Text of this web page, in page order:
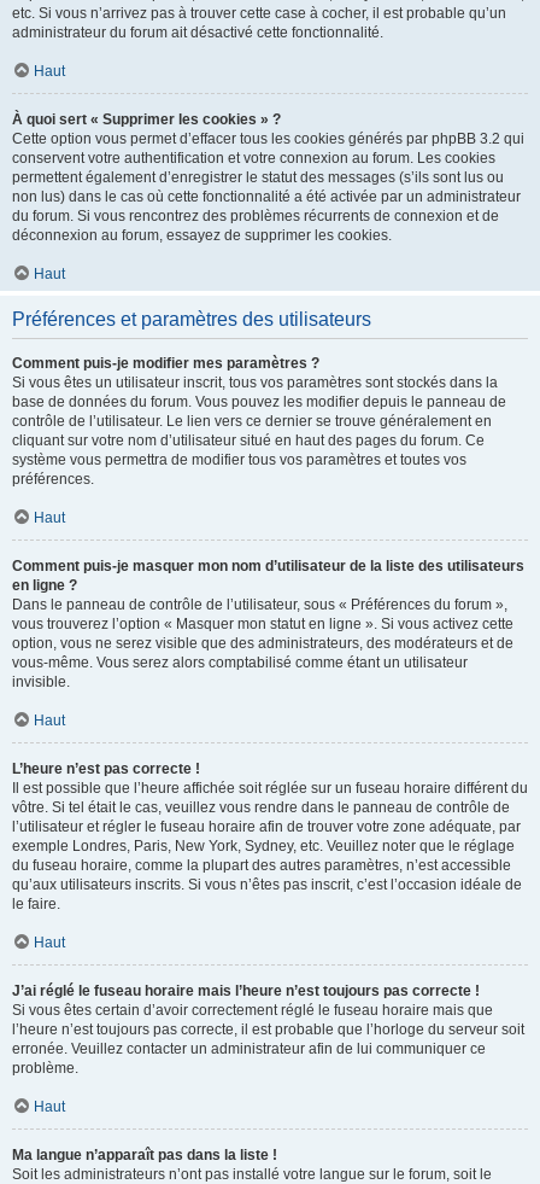
etc. Si vous n’arrivez pas à trouver cette case à cocher, il est probable qu’un
administrateur du forum ait désactivé cette fonctionnalité.
Haut
À quoi sert « Supprimer les cookies » ?
Cette option vous permet d’effacer tous les cookies générés par phpBB 3.2 qui
conservent votre authentification et votre connexion au forum. Les cookies
permettent également d’enregistrer le statut des messages (s’ils sont lus ou
non lus) dans le cas où cette fonctionnalité a été activée par un administrateur
du forum. Si vous rencontrez des problèmes récurrents de connexion et de
déconnexion au forum, essayez de supprimer les cookies.
Haut
Préférences et paramètres des utilisateurs
Comment puis-je modifier mes paramètres ?
Si vous êtes un utilisateur inscrit, tous vos paramètres sont stockés dans la
base de données du forum. Vous pouvez les modifier depuis le panneau de
contrôle de l’utilisateur. Le lien vers ce dernier se trouve généralement en
cliquant sur votre nom d’utilisateur situé en haut des pages du forum. Ce
système vous permettra de modifier tous vos paramètres et toutes vos
préférences.
Haut
Comment puis-je masquer mon nom d’utilisateur de la liste des utilisateurs
en ligne ?
Dans le panneau de contrôle de l’utilisateur, sous « Préférences du forum »,
vous trouverez l’option « Masquer mon statut en ligne ». Si vous activez cette
option, vous ne serez visible que des administrateurs, des modérateurs et de
vous-même. Vous serez alors comptabilisé comme étant un utilisateur
invisible.
Haut
L’heure n’est pas correcte !
Il est possible que l’heure affichée soit réglée sur un fuseau horaire différent du
vôtre. Si tel était le cas, veuillez vous rendre dans le panneau de contrôle de
l’utilisateur et régler le fuseau horaire afin de trouver votre zone adéquate, par
exemple Londres, Paris, New York, Sydney, etc. Veuillez noter que le réglage
du fuseau horaire, comme la plupart des autres paramètres, n’est accessible
qu’aux utilisateurs inscrits. Si vous n’êtes pas inscrit, c’est l’occasion idéale de
le faire.
Haut
J’ai réglé le fuseau horaire mais l’heure n’est toujours pas correcte !
Si vous êtes certain d’avoir correctement réglé le fuseau horaire mais que
l’heure n’est toujours pas correcte, il est probable que l’horloge du serveur soit
erronée. Veuillez contacter un administrateur afin de lui communiquer ce
problème.
Haut
Ma langue n’apparaît pas dans la liste !
Soit les administrateurs n’ont pas installé votre langue sur le forum, soit le